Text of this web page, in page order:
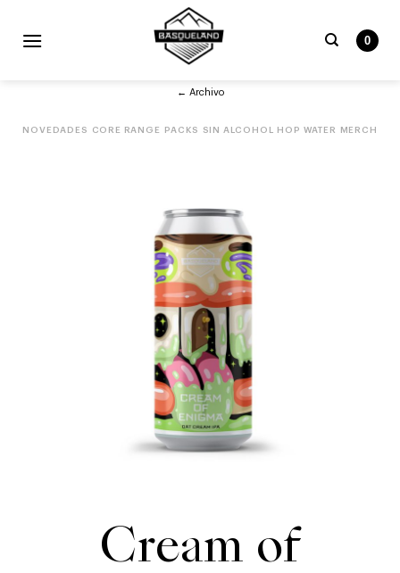
por:
0
← Archivo
NOVEDADES CORE RANGE PACKS SIN ALCOHOL HOP WATER MERCH
Cream of